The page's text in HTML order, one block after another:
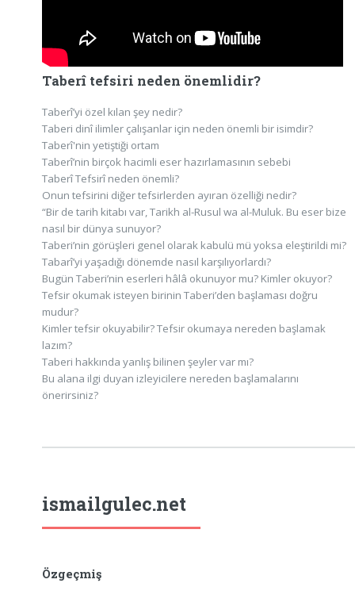
Taberî tefsiri neden önemlidir?
Taberî’yi özel kılan şey nedir?
Taberi dinî ilimler çalışanlar için neden önemli bir isimdir?
Taberî'nin yetiştiği ortam
Taberî’nin birçok hacimli eser hazırlamasının sebebi
Taberî Tefsirî neden önemli?
Onun tefsirini diğer tefsirlerden ayıran özelliği nedir?
“Bir de tarih kitabı var, Tarikh al-Rusul wa al-Muluk. Bu eser bize
nasıl bir dünya sunuyor?
Taberi’nin görüşleri genel olarak kabulü mü yoksa eleştirildi mi?
Tabarî’yi yaşadığı dönemde nasıl karşılıyorlardı?
Bugün Taberi’nin eserleri hâlâ okunuyor mu? Kimler okuyor?
Tefsir okumak isteyen birinin Taberi’den başlaması doğru
mudur?
Kimler tefsir okuyabilir? Tefsir okumaya nereden başlamak
lazım?
Taberi hakkında yanlış bilinen şeyler var mı?
Bu alana ilgi duyan izleyicilere nereden başlamalarını
önerirsiniz?
ismailgulec.net
Özgeçmiş